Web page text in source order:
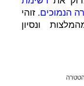
הנמוכים. זוהי
ונסיון